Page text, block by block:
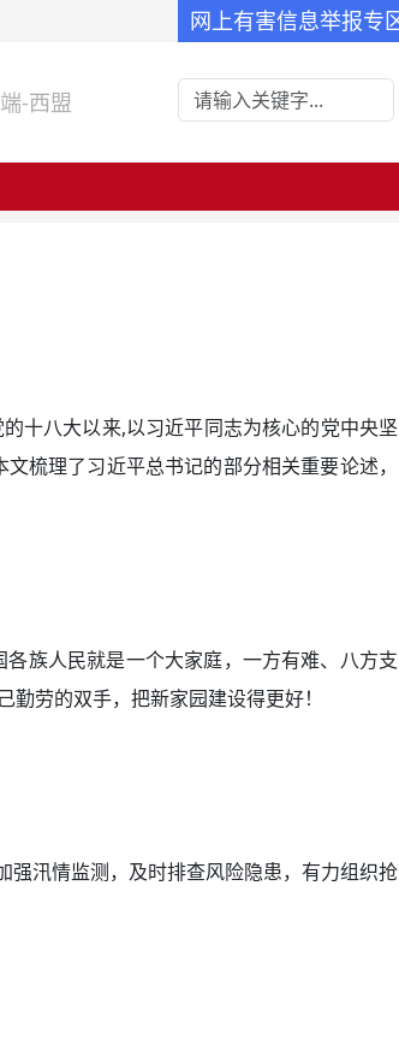
网上有害信息举报专
-西盟
十八大以来,以习近平同志为核心的党中央坚
梳理了习近平总书记的部分相关重要论述，
族人民就是一个大家庭，一方有难、八方支
劳的双手，把新家园建设得更好！
汛情监测，及时排查风险隐患，有力组织抢